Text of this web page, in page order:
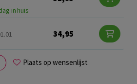
in huis
34,95
Plaats op wensenlijst